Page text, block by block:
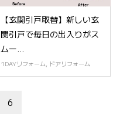
【玄関引戸取替】新しい玄
関引戸で毎日の出入りがス
ムー...
1DAYリフォーム, ドアリフォーム
6